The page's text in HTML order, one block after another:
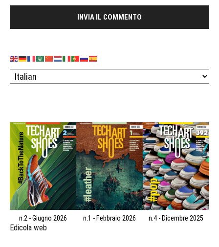
n.2 - Giugno 2026 n.1 - Febbraio 2026 n.4 - Dicembre 2025
Edicola web